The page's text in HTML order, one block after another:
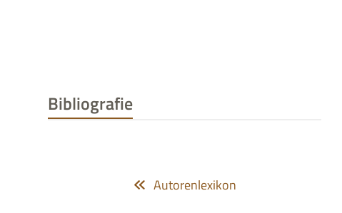
Bibliografie
Autorenlexikon